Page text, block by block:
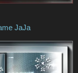
Inge-Lore
JaJa